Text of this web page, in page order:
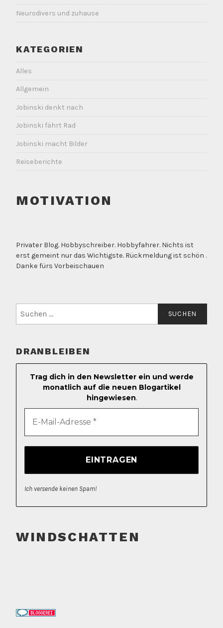
Neurodivers und zuhause
KATEGORIEN
Alles
Allgemein
Jobinski denkt nach
Jobinski fährt Rad
Jobinski macht Bilder
Reiseberichte
MOTIVATION
Privater Blog. Hobbyschreiber. Hobbyfahrer. Nichts ist
erst gemeint nur das Wichtigste. Rückmeldung ist schön .
Danke fürs Vorbeischauen
nach:
DRANBLEIBEN
Trag dich in den Newsletter ein und werde
monatlich auf die neuen Blogartikel
hingewiesen.
Ich versende keinen Spam!
WINDSCHATTEN